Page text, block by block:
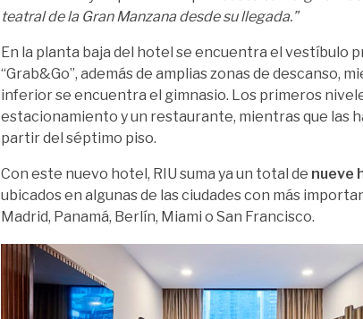
teatral de la Gran Manzana desde su llegada.”
En la planta baja del hotel se encuentra el vestíbulo
“Grab&Go”, además de amplias zonas de descanso,
inferior se encuentra el gimnasio. Los primeros
estacionamiento y un restaurante, mientras que las
partir del séptimo piso.
Con este nuevo hotel, RIU suma ya un total de nueve
ubicados en algunas de las ciudades con más
Madrid, Panamá, Berlín, Miami o San Francisco.